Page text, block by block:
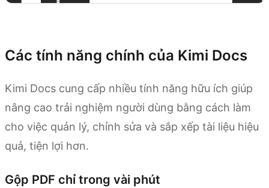
Các tính năng chính của Kimi Docs
Kimi Docs cung cấp nhiều tính năng hữu ích giúp
nâng cao trải nghiệm người dùng bằng cách làm
cho việc quản lý, chỉnh sửa và sắp xếp tài liệu hiệu
quả, tiện lợi hơn.
Gộp PDF chỉ trong vài phút